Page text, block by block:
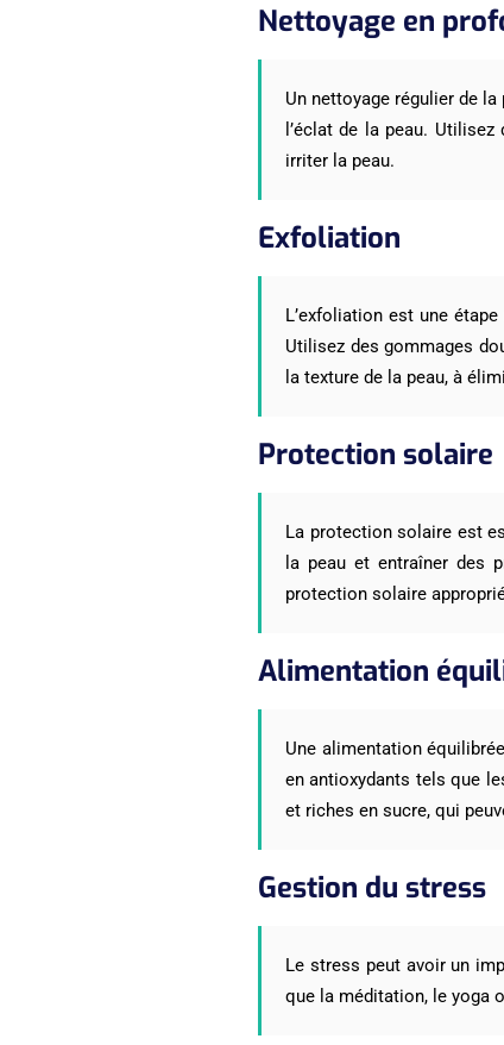
Nettoyage en
Un nettoyage régulier de
l’éclat de la peau.
irriter la peau.
Exfoliation
L’exfoliation est une
Utilisez des gommages
la texture de la peau, à
Protection solaire
La protection solaire est
la peau et entraîner des
protection solaire
Alimentation
Une alimentation
en antioxydants tels que
et riches en sucre, qui
Gestion du stress
Le stress peut avoir un
que la méditation, le yoga